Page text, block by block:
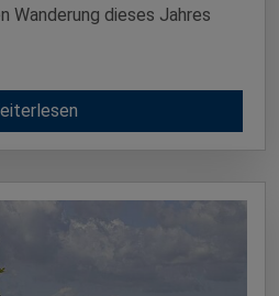
Wanderung dieses Jahres